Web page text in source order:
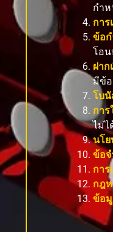
กำห
กา
ข้อ
โอน
ฝาก
มีข้อ
โบ
การ
ไม่
นโย
ข้อ
กา
กฎ
ข้อ